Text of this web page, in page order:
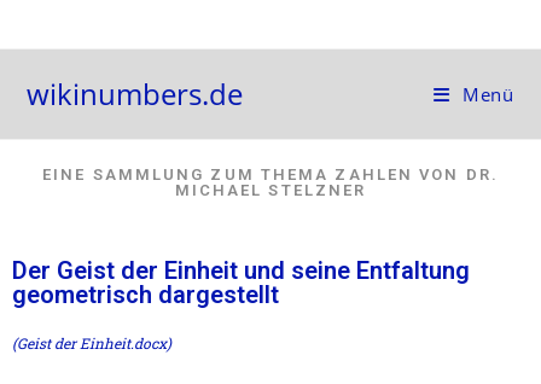
wikinumbers.de Menü
EINE SAMMLUNG ZUM THEMA ZAHLEN VON DR.
MICHAEL STELZNER
Der Geist der Einheit und seine Entfaltung
geometrisch dargestellt
(Geist der Einheit.docx)